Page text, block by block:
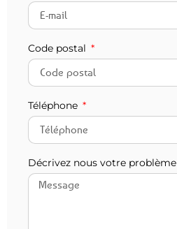
Code postal
Téléphone
Décrivez nous votre problème